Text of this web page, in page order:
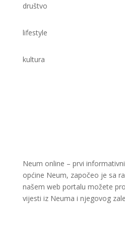
društvo
lifestyle
kultura
Neum online – prvi
općine Neum, započeo je sa
našem web portalu možete
vijesti iz Neuma i njegovog